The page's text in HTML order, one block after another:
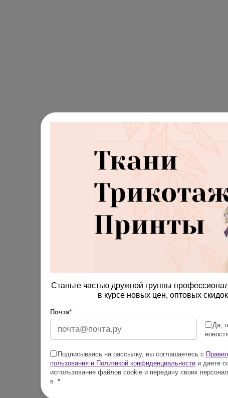
Станьте частью дружной группы
в курсе новых цен, оптовых
Почта*
Да,
Подписываясь на рассылку, вы соглашаетесь с
пользования и Политикой конфиденциальности и даете
использование файлов cookie и передачу своих
в *